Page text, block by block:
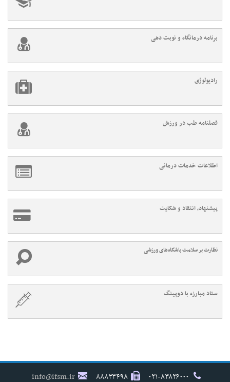
برنامه درمانگاه و نوبت دهی
رادیولوژی
فصلنامه طب در ورزش
اطلاعات خدمات درمانی
پیشنهاد، انتقاد و شکایت
نظارت بر سلامت باشگاه‌های ورزشی
ستاد مبارزه با دوپینگ
۸۸۸۳۳۴۹۸ info@ifsm.ir